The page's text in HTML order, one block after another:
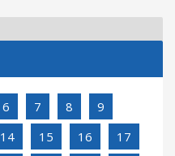
6 7 8
9
14 15 16
17